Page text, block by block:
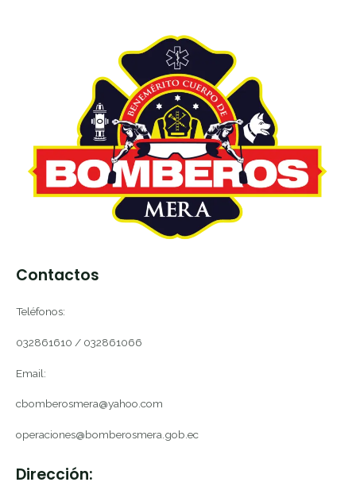
Contactos
Teléfonos:
032861610 / 032861066
Email:
cbomberosmera@yahoo.com
operaciones@bomberosmera.gob.ec
Dirección: